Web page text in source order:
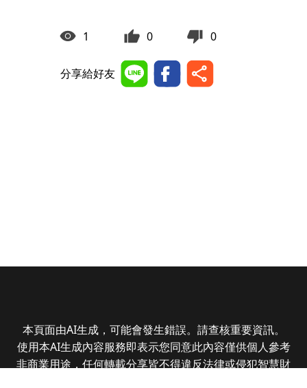
1 0 0
分享給好友
本頁面由AI生成，可能會發生錯誤。請查核重要資訊。
使用本AI生成內容服務即表示您同意此內容僅供個人參考
非商業用途，任何轉載分享皆不得違反法律或侵犯智慧財